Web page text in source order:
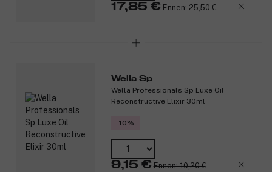
17,85 € Ennen: 25,50 €
Wella Sp
Wella Professionals Sp Luxe Oil
Reconstructive Elixir 30ml
-10%
9,15 € Ennen: 10,20 €